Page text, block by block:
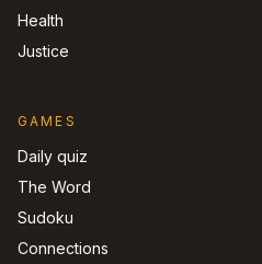
Health
Justice
GAMES
Daily quiz
The Word
Sudoku
Connections